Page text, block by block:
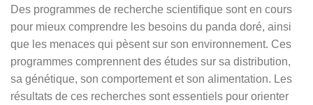
Des programmes de recherche scientifique sont en cours
pour mieux comprendre les besoins du panda doré, ainsi
que les menaces qui pèsent sur son environnement. Ces
programmes comprennent des études sur sa distribution,
sa génétique, son comportement et son alimentation. Les
résultats de ces recherches sont essentiels pour orienter